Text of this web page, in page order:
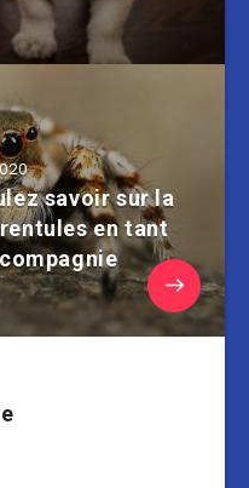
savoir sur la
en tant